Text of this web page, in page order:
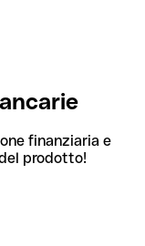
finanziaria e
prodotto!